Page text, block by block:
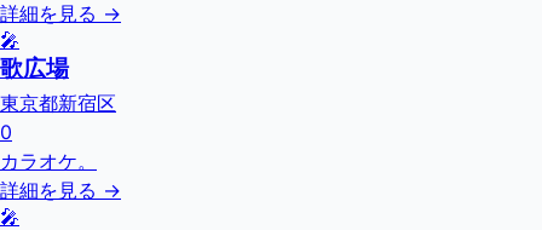
詳細を見る →
🎤
歌広場
東京都新宿区
0
カラオケ。
詳細を見る →
🎤